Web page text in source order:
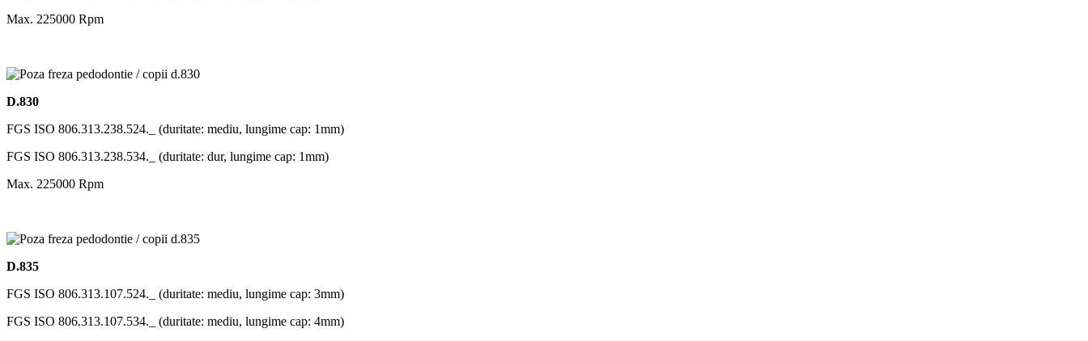
Max. 225000 Rpm
D.830
FGS ISO 806.313.238.524._ (duritate: mediu, lungime cap: 1mm)
FGS ISO 806.313.238.534._ (duritate: dur, lungime cap: 1mm)
Max. 225000 Rpm
D.835
FGS ISO 806.313.107.524._ (duritate: mediu, lungime cap: 3mm)
FGS ISO 806.313.107.534._ (duritate: mediu, lungime cap: 4mm)